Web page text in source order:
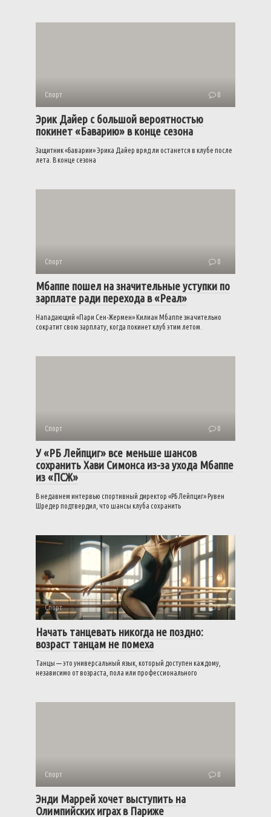
Спорт 0
Эрик Дайер с большой вероятностью
покинет «Баварию» в конце сезона
Защитник «Баварии» Эрика Дайер вряд ли останется в клубе после
лета. В конце сезона
Спорт 0
Мбаппе пошел на значительные уступки по
зарплате ради перехода в «Реал»
Нападающий «Пари Сен-Жермен» Килиан Мбаппе значительно
сократит свою зарплату, когда покинет клуб этим летом.
Спорт 0
У «РБ Лейпциг» все меньше шансов
сохранить Хави Симонса из-за ухода Мбаппе
из «ПСЖ»
В недавнем интервью спортивный директор «РБ Лейпциг» Рувен
Шредер подтвердил, что шансы клуба сохранить
Спорт 0
Начать танцевать никогда не поздно:
возраст танцам не помеха
Танцы — это универсальный язык, который доступен каждому,
независимо от возраста, пола или профессионального
Спорт 0
Энди Маррей хочет выступить на
Олимпийских играх в Париже